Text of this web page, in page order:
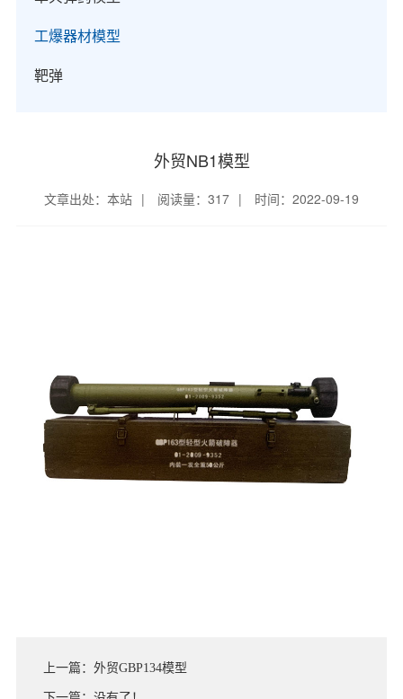
工爆器材模型
靶弹
外贸NB1模型
文章出处：本站 | 阅读量：317 | 时间：2022-09-19
上一篇：外贸GBP134模型